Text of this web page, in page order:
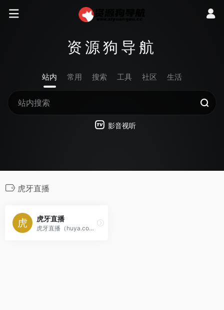
资源狗导航
站内 常用 搜索 工具 社区 生活
影音视听
虎牙直播
虎牙直播
虎牙直播（huya.com）是中国领先的弹幕式互动直播平台，以游戏直播为核心，涵盖电竞赛事、热门网游、手游以及单机游戏等多种内容。